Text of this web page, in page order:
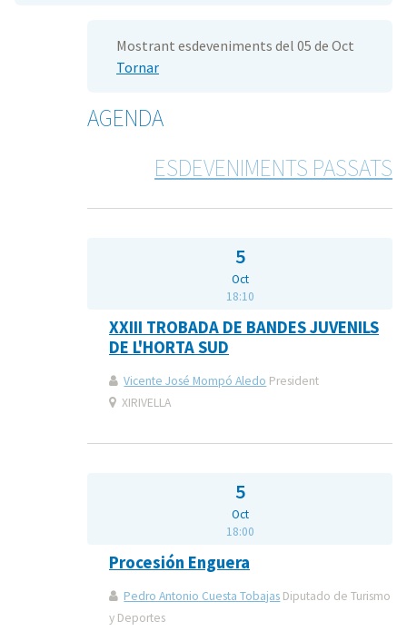
Mostrant esdeveniments del 05 de Oct
Tornar
AGENDA
ESDEVENIMENTS PASSATS
5
Oct
18:10
XXIII TROBADA DE BANDES JUVENILS
DE L'HORTA SUD
Vicente José Mompó Aledo President
XIRIVELLA
5
Oct
18:00
Procesión Enguera
Pedro Antonio Cuesta Tobajas Diputado de Turismo
y Deportes